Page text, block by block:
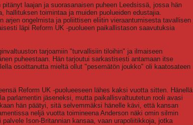
laajan ja suorasanaisen puheen Leedsissä, jossa hän
toimintaa ja muiden puolueiden edustajia.
arjen ongelmista ja poliittisen eliitin vieraantumisesta tavallisen
läpi Reform UK -puolueen paikallistason saavutuksia
tarjoamiin "turvallisiin tiloihin" ja ilmaiseen
puheestaan. Hän tarjoutui sarkastisesti antamaan itse
osoittanutta mieltä ollut "pesemätön joukko" oli kaatosateen
Reform UK -puolueeseen lähes kaksi vuotta sitten. Hänellä
parlamentin jäseneksi, mutta paikallisvaltuutetun rooli avasi
hän päätyi, sitä selvemmäksi hänelle kävi, että kansan
neljä vuotta toimineena Anderson näki omin silmin
Ison-Britannian kansaa, vaan urapoliitikkoja, jotka